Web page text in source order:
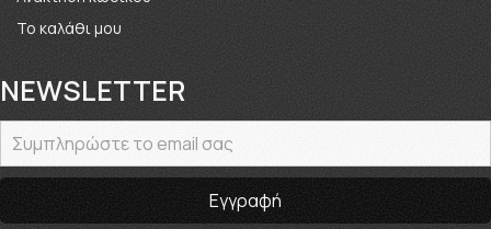
Το καλάθι μου
NEWSLETTER